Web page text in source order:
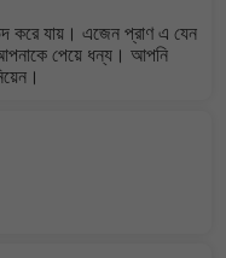
করে যায়। এজেন প্রাণ এ যেন
পেয়ে ধন্য। আপনি